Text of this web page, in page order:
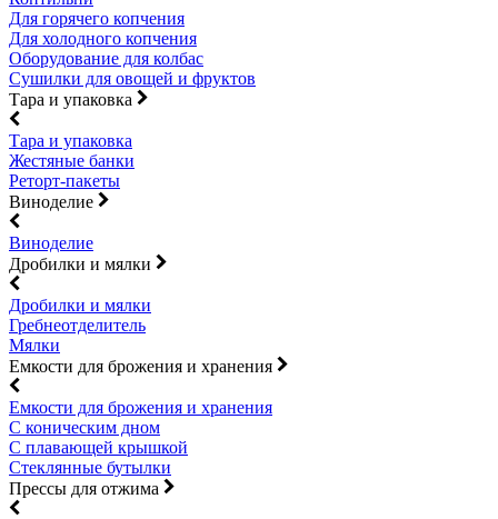
Для горячего копчения
Для холодного копчения
Оборудование для колбас
Сушилки для овощей и фруктов
Тара и упаковка
Тара и упаковка
Жестяные банки
Реторт-пакеты
Виноделие
Виноделие
Дробилки и мялки
Дробилки и мялки
Гребнеотделитель
Мялки
Емкости для брожения и хранения
Емкости для брожения и хранения
С коническим дном
С плавающей крышкой
Стеклянные бутылки
Прессы для отжима